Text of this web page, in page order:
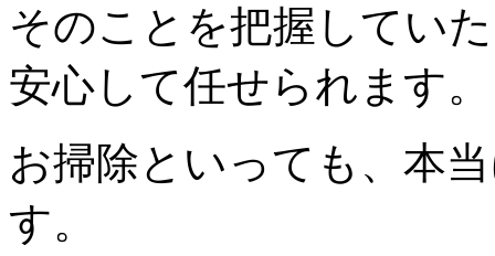
そのことを把握してい
安心して任せられます。
お掃除といっても、本
す。